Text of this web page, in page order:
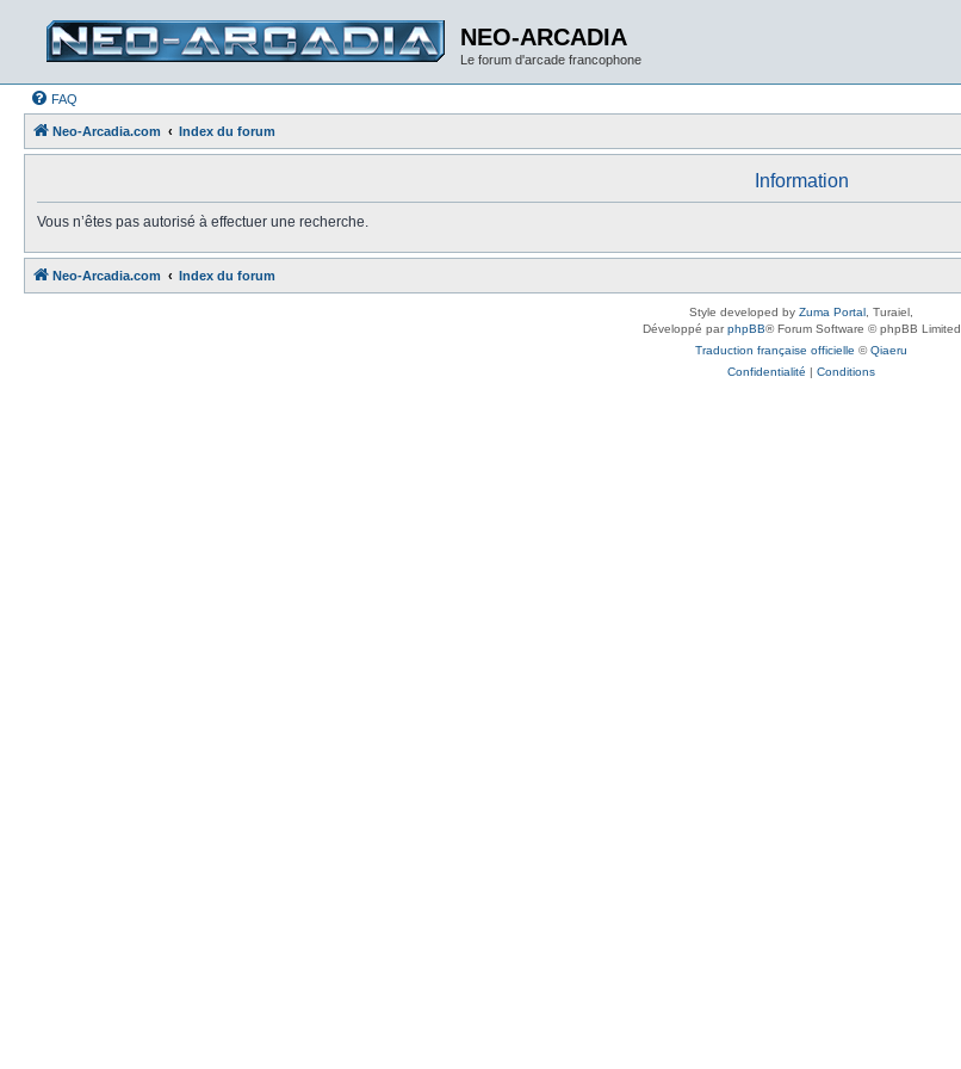
NEO-ARCADIA
Le forum d'arcade francophone
FAQ
Neo-Arcadia.com Index du forum
Information
Vous n’êtes pas autorisé à effectuer une recherche.
Neo-Arcadia.com Index du forum
Style developed by Zuma Portal , Turaiel,
Développé parphpBB® Forum Software © phpBB Limited
Traduction française officielle ©Qiaeru
Confidentialité | Conditions